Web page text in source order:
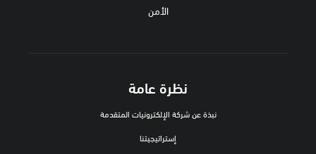
الأمن
نظرة عامة
نبذة عن شركة الإلكترونيات المتقدمة
إستراتيجيتنا